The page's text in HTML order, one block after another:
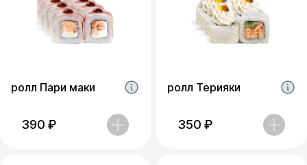
ролл Пари маки
390 ₽
ролл Терияки
350 ₽